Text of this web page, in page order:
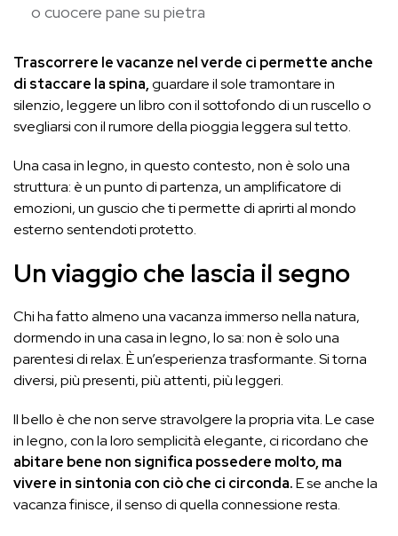
o cuocere pane su pietra
Trascorrere le vacanze nel verde ci permette anche
di staccare la spina,guardare il sole tramontare in
silenzio, leggere un libro con il sottofondo di un ruscello o
svegliarsi con il rumore della pioggia leggera sul tetto.
Una casa in legno, in questo contesto, non è solo una
struttura: è un punto di partenza, un amplificatore di
emozioni, un guscio che ti permette di aprirti al mondo
esterno sentendoti protetto.
Un viaggio che lascia il segno
Chi ha fatto almeno una vacanza immerso nella natura,
dormendo in una casa in legno, lo sa: non è solo una
parentesi di relax. È un’esperienza trasformante. Si torna
diversi, più presenti, più attenti, più leggeri.
Il bello è che non serve stravolgere la propria vita. Le case
in legno, con la loro semplicità elegante, ci ricordano che
abitare bene non significa possedere molto, ma
vivere in sintonia con ciò che ci circonda.E se anche la
vacanza finisce, il senso di quella connessione resta.